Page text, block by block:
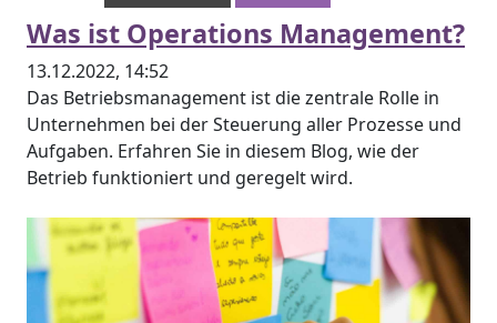
Was ist Operations Management?
13.12.2022, 14:52
Das Betriebsmanagement ist die zentrale Rolle in
Unternehmen bei der Steuerung aller Prozesse und
Aufgaben. Erfahren Sie in diesem Blog, wie der
Betrieb funktioniert und geregelt wird.